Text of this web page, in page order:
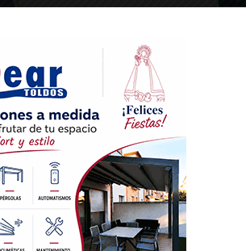
una serie de ventajas